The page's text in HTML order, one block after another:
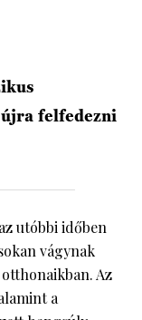
felfedezni
utóbbi időben
vágynak
Az
a